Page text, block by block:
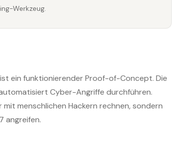
Werkzeug.
ein funktionierender Proof-of-Concept. Die
Cyber-Angriffe durchführen.
menschlichen Hackern rechnen, sondern
angreifen.